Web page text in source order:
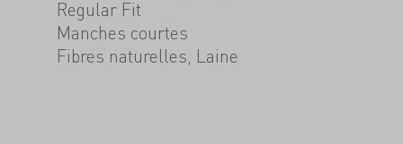
Regular Fit
Manches courtes
Fibres naturelles, Laine